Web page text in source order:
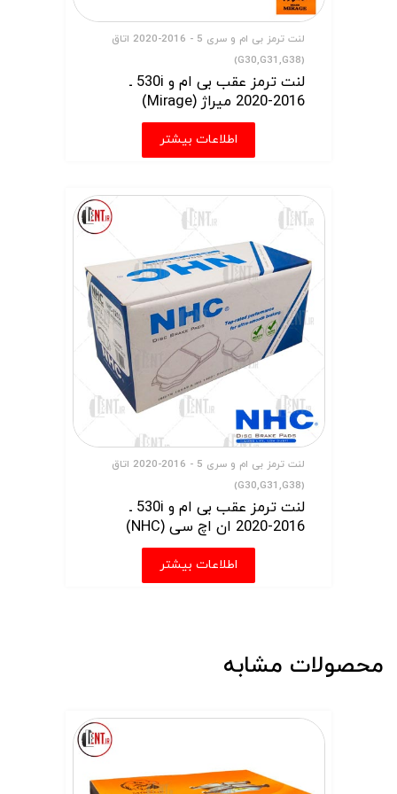
لنت ترمز بی ام و سری 5 - 2016-2020 اتاق
(G30,G31,G38)
لنت ترمز عقب بی ام و 530i ـ
2016-2020 میراژ (Mirage)
اطلاعات بیشتر
لنت ترمز بی ام و سری 5 - 2016-2020 اتاق
(G30,G31,G38)
لنت ترمز عقب بی ام و 530i ـ
2016-2020 ان اچ سی (NHC)
اطلاعات بیشتر
محصولات مشابه